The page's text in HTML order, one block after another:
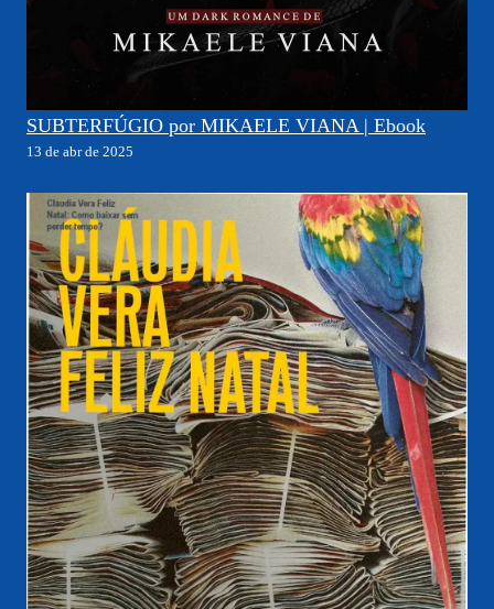
SUBTERFÚGIO por MIKAELE VIANA | Ebook
13 de abr de 2025